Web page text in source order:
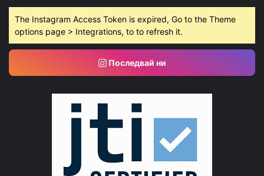
The Instagram Access Token is expired, Go to the Theme
options page > Integrations, to to refresh it.
Последвай ни